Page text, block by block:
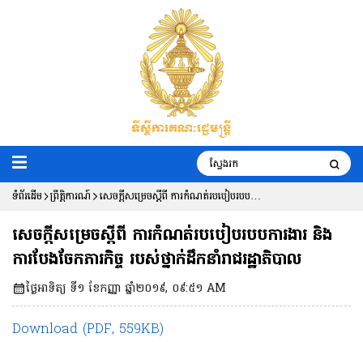
ទំព័រដើម ព្រឹត្តិការណ៍ សេចក្តីសម្រេច​ស្តីពី ការកំណត់​របបៀប​របប​
ការងារ និងការបែង​ចែកភារកិច្ច របស់ថ្នាក់​
ដឹកនាំ​រាជរដ្ឋា​ភិបាល
សេចក្តីសម្រេច​ស្តីពី ការកំណត់​របបៀប​របប​ការងារ និង
ការបែង​ចែកភារកិច្ច របស់ថ្នាក់​ដឹកនាំ​រាជរដ្ឋា​ភិបាល
ថ្ងៃអាទិត្យ ទី១ ខែកញ្ញា ឆ្នាំ២០១៩, ០៩:៥១ AM
Download (PDF, 559KB)